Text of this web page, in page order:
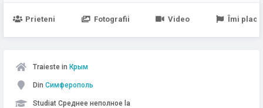
Prieteni Fotografii Video Îmi place
Traieste in Крым
Din Симферополь
Studiat Среднее неполное la